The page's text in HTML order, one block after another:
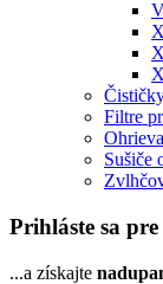
Filtre
Sušiče
Prihláste sa
...a získajte